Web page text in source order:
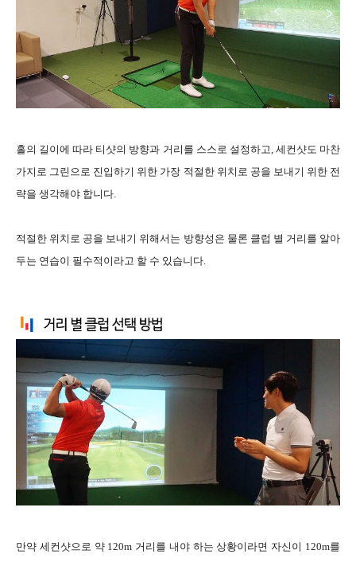
홀의 길이에 따라 티샷의 방향과 거리를 스스로 설정하고, 세컨샷도 마찬
가지로 그린으로 진입하기 위한 가장 적절한 위치로 공을 보내기 위한 전
략을 생각해야 합니다.
적절한 위치로 공을 보내기 위해서는 방향성은 물론 클럽 별 거리를 알아
두는 연습이 필수적이라고 할 수 있습니다.
만약 세컨샷으로 약 120m 거리를 내야 하는 상황이라면 자신이 120m를